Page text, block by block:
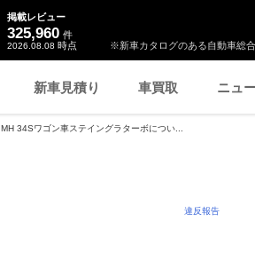
※新車カタログのある自動車総
掲載レビュー
325,960 件
2026.08.08 時点
新車見積り 車買取 ニュ
MH 34Sワゴン車ステイングラターボについ...
違反報告